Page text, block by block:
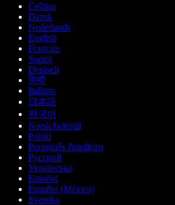
Čeština
Dansk
Nederlands
English
Français
Suomi
Deutsch
हिन्दी
Italiano
日本語
한국어
Norsk bokmål
Polski
Português Brasileiro
Русский
Українська
Español
Español (México)
Svenska